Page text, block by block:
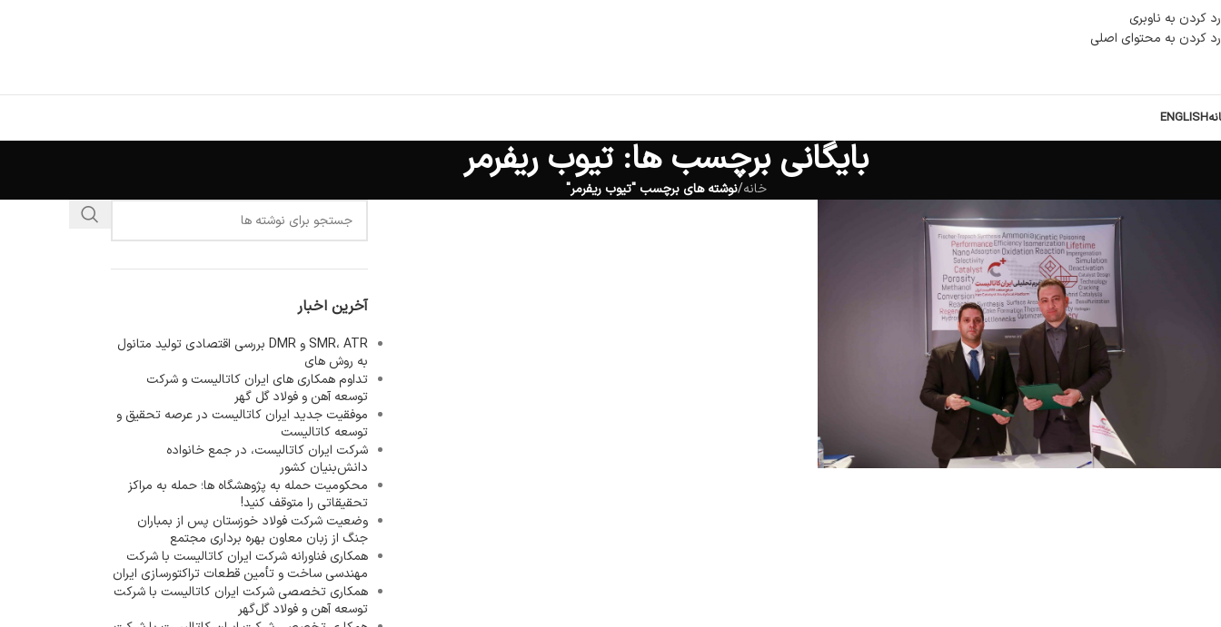
رد کردن به ناوبری
رد کردن به محتوای اصلی
ENGLISH
بایگانی برچسب ها: تیوب ریفرمر
خانه/نوشته های برچسب "تیوب ریفرمر"
آخرین اخبار
SMR، ATR و DMR بررسی اقتصادی تولید متانول
به روش های
تداوم همکاری های ایران کاتالیست و شرکت
توسعه آهن و فولاد گل گهر
موفقیت جدید ایران کاتالیست در عرصه تحقیق و
توسعه کاتالیست
شرکت ایران کاتالیست، در جمع خانواده
دانش‌بنیان کشور
محکومیت حمله به پژوهشگاه ها؛ حمله به مراکز
تحقیقاتی را متوقف کنید!
وضعیت شرکت فولاد خوزستان پس از بمباران
جنگ از زبان معاون بهره برداری مجتمع
همکاری فناورانه شرکت ایران کاتالیست با شرکت
مهندسی ساخت و تأمین قطعات تراکتورسازی ایران
همکاری تخصصی شرکت ایران کاتالیست با شرکت
توسعه آهن و فولاد گل‌گهر